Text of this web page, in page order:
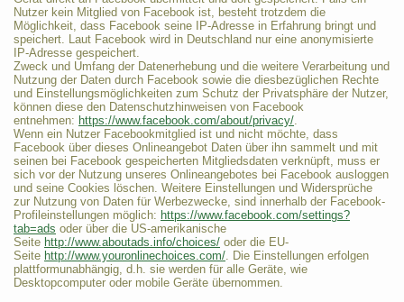
Nutzer kein Mitglied von Facebook ist, besteht trotzdem die
Möglichkeit, dass Facebook seine IP-Adresse in Erfahrung bringt und
speichert. Laut Facebook wird in Deutschland nur eine anonymisierte
IP-Adresse gespeichert.
Zweck und Umfang der Datenerhebung und die weitere Verarbeitung und
Nutzung der Daten durch Facebook sowie die diesbezüglichen Rechte
und Einstellungsmöglichkeiten zum Schutz der Privatsphäre der Nutzer,
können diese den Datenschutzhinweisen von Facebook
entnehmen: https://www.facebook.com/about/privacy/.
Wenn ein Nutzer Facebookmitglied ist und nicht möchte, dass
Facebook über dieses Onlineangebot Daten über ihn sammelt und mit
seinen bei Facebook gespeicherten Mitgliedsdaten verknüpft, muss er
sich vor der Nutzung unseres Onlineangebotes bei Facebook ausloggen
und seine Cookies löschen. Weitere Einstellungen und Widersprüche
zur Nutzung von Daten für Werbezwecke, sind innerhalb der Facebook-
Profileinstellungen möglich: https://www.facebook.com/settings?
tab=ads oder über die US-amerikanische
Seite http://www.aboutads.info/choices/ oder die EU-
Seite http://www.youronlinechoices.com/. Die Einstellungen erfolgen
plattformunabhängig, d.h. sie werden für alle Geräte, wie
Desktopcomputer oder mobile Geräte übernommen.